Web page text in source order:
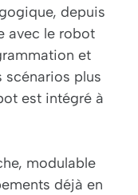
depuis
avec le robot
et
scénarios plus
est intégré à
modulable
déjà en